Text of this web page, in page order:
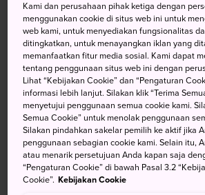
Singgah di Mercusuar
menikmati pemandangan
Menuju Lokasi
Semenanjung Boso terletak di bagian
Chiba dan mudah diakses dari Tokyo
api dan mobil. Daerah ini juga mudah
Semenanjung Miura
dengan kapal
Kami dan perusahaan pihak ketiga dengan
menggunakan cookie di situs web ini untuk
web kami, untuk menyediakan fungsionalitas
ditingkatkan, untuk menayangkan iklan yang
memanfaatkan fitur media sosial. Kami dapat
tentang penggunaan situs web ini dengan
Lihat “Kebijakan Cookie” dan “Pengaturan
informasi lebih lanjut. Silakan klik “Terima
menyetujui penggunaan semua cookie kami.
Semua Cookie” untuk menolak penggunaan
Silakan pindahkan sakelar pemilih ke aktif jika
penggunaan sebagian cookie kami. Selain itu,
atau menarik persetujuan Anda kapan saja
“Pengaturan Cookie” di bawah Pasal 3.2
Cookie”. Kebijakan Cookie